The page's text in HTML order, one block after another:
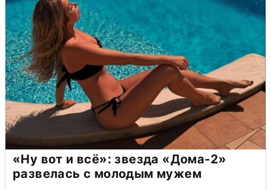
«Ну вот и всё»: звезда «Дома-2»
развелась с молодым мужем